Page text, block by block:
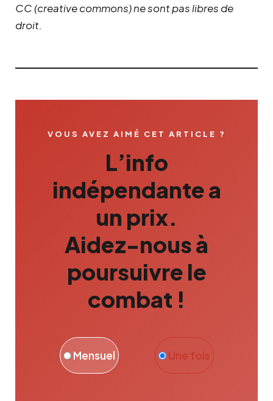
CC (creative commons) ne sont pas libres de
droit.
VOUS AVEZ AIMÉ CET ARTICLE ?
L’info
indépendante a
un prix.
Aidez-nous à
poursuivre le
combat !
Une fois
Mensuel